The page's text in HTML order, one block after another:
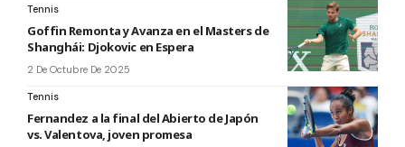
Tennis
Goffin Remonta y Avanza en el Masters de
Shanghái: Djokovic en Espera
2 De Octubre De 2025
Tennis
Fernandez a la final del Abierto de Japón
vs. Valentova, joven promesa